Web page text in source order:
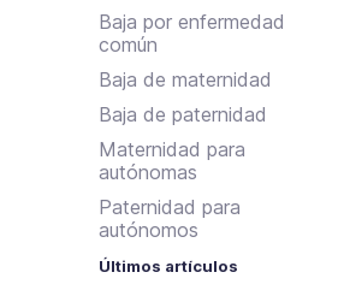
Baja por enfermedad
común
Baja de maternidad
Baja de paternidad
Maternidad para
autónomas
Paternidad para
autónomos
Últimos artículos